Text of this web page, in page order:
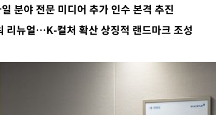
분야 전문 미디어 추가 인수 본격 추진
리뉴얼…K-컬처 확산 상징적 랜드마크 조성